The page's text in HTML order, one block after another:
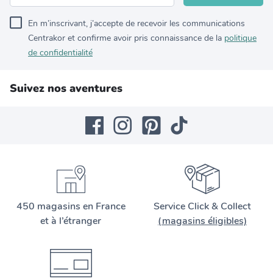
En m’inscrivant, j’accepte de recevoir les communications
Centrakor et confirme avoir pris connaissance de la politique
de confidentialité
Suivez nos aventures
450 magasins en France
et à l’étranger
Service Click & Collect
(magasins éligibles)